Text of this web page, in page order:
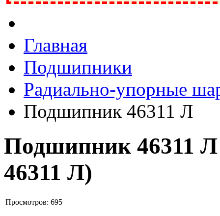
Ивантеевка, подшипники, пневматика, метизы, техника,
Главная
Подшипники
Радиально-упорные
Подшипник 46311 Л
Подшипник 46311
46311 Л)
Просмотров: 695